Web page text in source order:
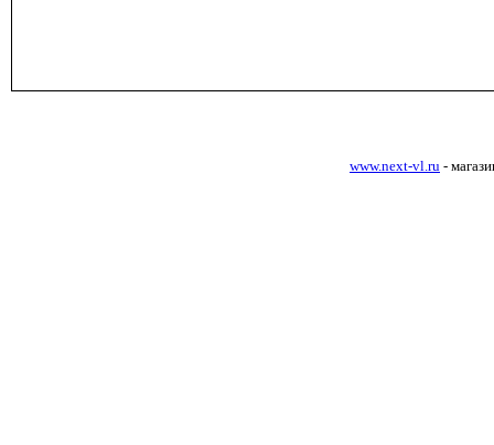
www.next-vl.ru -